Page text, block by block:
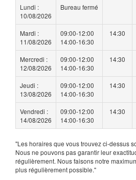
Lundi :
10/08/2026
Bureau fermé
Mardi :
11/08/2026
09:00-12:00
14:00-16:30
14:30
Mercredi :
12/08/2026
09:00-12:00
14:00-16:30
14:30
Jeudi :
13/08/2026
09:00-12:00
14:00-16:30
14:30
Vendredi :
14/08/2026
09:00-12:00
14:00-16:30
14:30
"Les horaires que vous trouvez ci-dessus
Nous ne pouvons pas garantir leur
régulièrement. Nous faisons notre
plus régulièrement possible."